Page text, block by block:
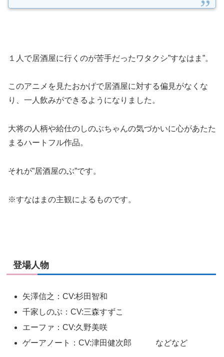
１人で居酒屋に行くのが苦手だったワタクシ”すなはま”。
このアニメを見たおかげで居酒屋に対する偏見がなくな
り、一人飲みができるようになりました。
大将の人柄や給仕のしのぶちゃんの気づかいに心があたた
まるハートフル作品。
それが”居酒屋のぶ”です。
※すなはまの主観によるものです。
登場人物
矢澤信之：CV:杉田智和
千家しのぶ：CV:三森すずこ
エーファ：CV:久野美咲
ゲーアノート：CV:津田健次郎 などなど